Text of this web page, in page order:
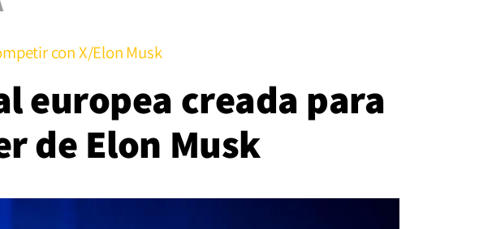
con X/Elon Musk
europea creada para
de Elon Musk